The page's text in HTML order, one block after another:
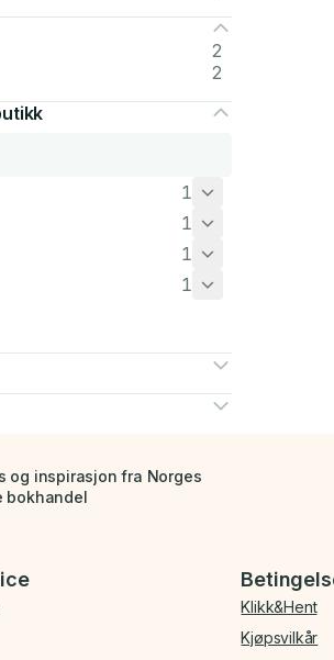
2
2
1
1
1
1
og inspirasjon fra Norges
bokhandel
Klikk&Hent
Kjøpsvilkår